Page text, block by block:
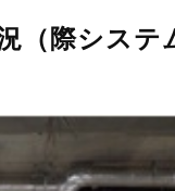
（際システ